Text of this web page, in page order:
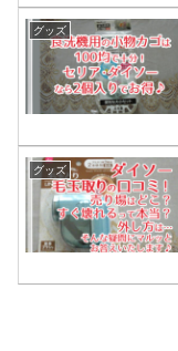
グッズ
グッズ